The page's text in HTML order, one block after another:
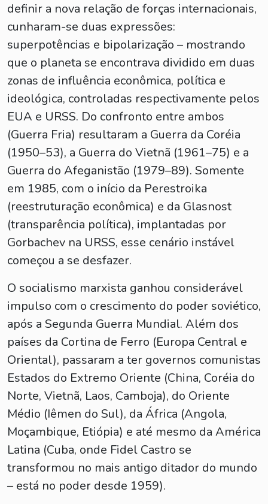
definir a nova relação de forças internacionais,
cunharam-se duas expressões:
superpotências e bipolarização – mostrando
que o planeta se encontrava dividido em duas
zonas de influência econômica, política e
ideológica, controladas respectivamente pelos
EUA e URSS. Do confronto entre ambos
(Guerra Fria) resultaram a Guerra da Coréia
(1950–53), a Guerra do Vietnã (1961–75) e a
Guerra do Afeganistão (1979–89). Somente
em 1985, com o início da Perestroika
(reestruturação econômica) e da Glasnost
(transparência política), implantadas por
Gorbachev na URSS, esse cenário instável
começou a se desfazer.
O socialismo marxista ganhou considerável
impulso com o crescimento do poder soviético,
após a Segunda Guerra Mundial. Além dos
países da Cortina de Ferro (Europa Central e
Oriental), passaram a ter governos comunistas
Estados do Extremo Oriente (China, Coréia do
Norte, Vietnã, Laos, Camboja), do Oriente
Médio (Iêmen do Sul), da África (Angola,
Moçambique, Etiópia) e até mesmo da América
Latina (Cuba, onde Fidel Castro se
transformou no mais antigo ditador do mundo
– está no poder desde 1959).